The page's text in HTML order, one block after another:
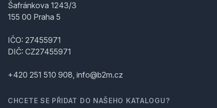
Šafránkova 1243/3
155 00 Praha 5
IČO: 27455971
DIČ: CZ27455971
+420 251 510 908, info@b2m.cz
CHCETE SE PŘIDAT DO NAŠEHO KATALOGU?